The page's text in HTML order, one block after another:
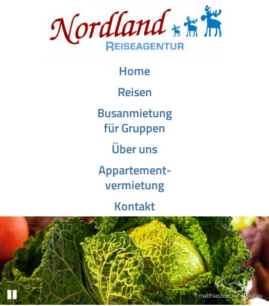
Home
Reisen
Busanmietung
für Gruppen
Über uns
Appartement­-
vermietung
Kontakt
Pause © matthiasboeckel - Pixabay